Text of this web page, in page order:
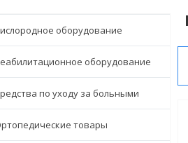
оборудование
оборудование
по уходу за больными
товары